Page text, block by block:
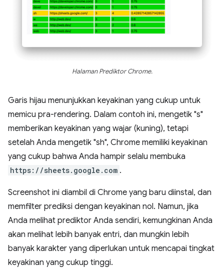
Halaman Prediktor Chrome.
Garis hijau menunjukkan keyakinan yang cukup untuk
memicu pra-rendering. Dalam contoh ini, mengetik "s"
memberikan keyakinan yang wajar (kuning), tetapi
setelah Anda mengetik "sh", Chrome memiliki keyakinan
yang cukup bahwa Anda hampir selalu membuka
https://sheets.google.com .
Screenshot ini diambil di Chrome yang baru diinstal, dan
memfilter prediksi dengan keyakinan nol. Namun, jika
Anda melihat prediktor Anda sendiri, kemungkinan Anda
akan melihat lebih banyak entri, dan mungkin lebih
banyak karakter yang diperlukan untuk mencapai tingkat
keyakinan yang cukup tinggi.